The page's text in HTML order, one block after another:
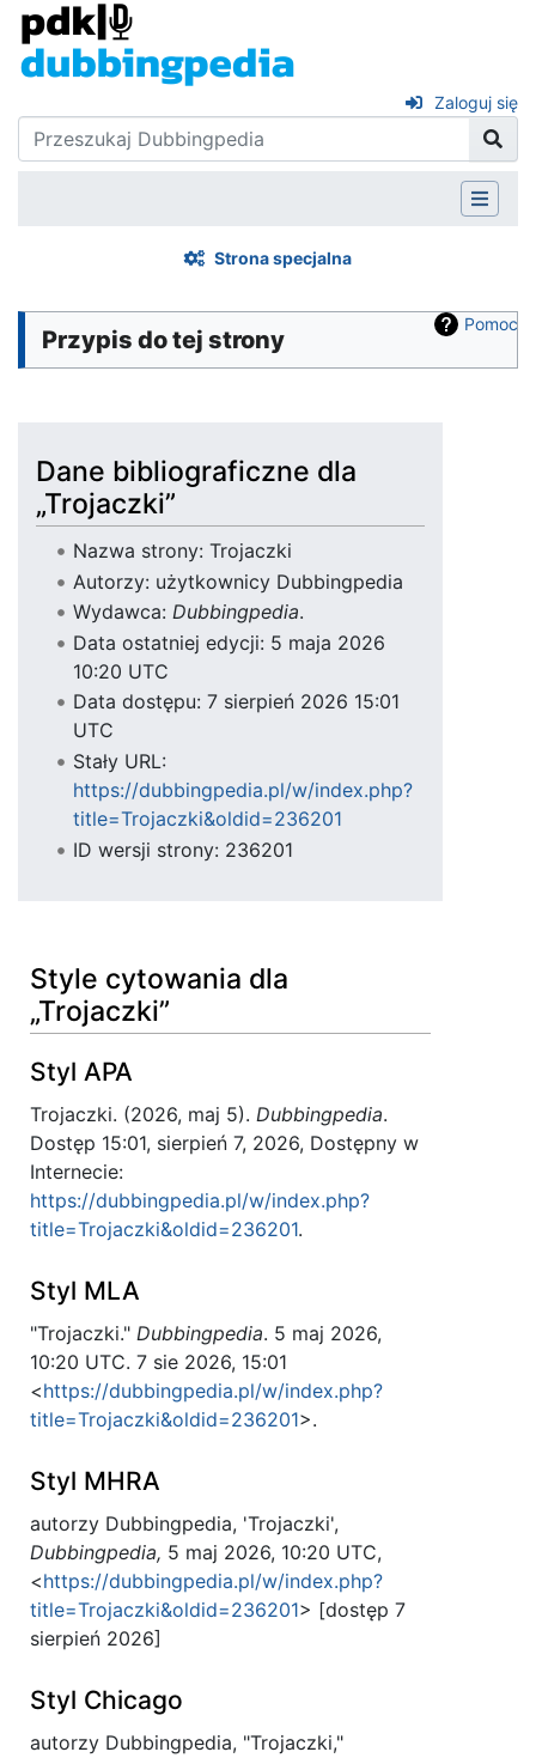
Zaloguj się
Strona specjalna
Pomoc
Przypis do tej strony
Dane bibliograficzne dla
„Trojaczki”
Nazwa strony: Trojaczki
Autorzy: użytkownicy Dubbingpedia
Wydawca: Dubbingpedia.
Data ostatniej edycji: 5 maja 2026
10:20 UTC
Data dostępu: 7 sierpień 2026 15:01
UTC
Stały URL:
https://dubbingpedia.pl/w/index.php?
title=Trojaczki&oldid=236201
ID wersji strony: 236201
Style cytowania dla
„Trojaczki”
Styl APA
Trojaczki. (2026, maj 5). Dubbingpedia.
Dostęp 15:01, sierpień 7, 2026, Dostępny w
Internecie:
https://dubbingpedia.pl/w/index.php?
title=Trojaczki&oldid=236201.
Styl MLA
"Trojaczki." Dubbingpedia. 5 maj 2026,
10:20 UTC. 7 sie 2026, 15:01
<https://dubbingpedia.pl/w/index.php?
title=Trojaczki&oldid=236201>.
Styl MHRA
autorzy Dubbingpedia, 'Trojaczki',
Dubbingpedia, 5 maj 2026, 10:20 UTC,
<https://dubbingpedia.pl/w/index.php?
title=Trojaczki&oldid=236201> [dostęp 7
sierpień 2026]
Styl Chicago
autorzy Dubbingpedia, "Trojaczki,"